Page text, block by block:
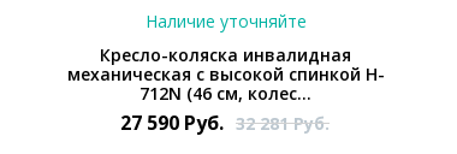
Наличие уточняйте
Кресло-коляска инвалидная
механическая с высокой спинкой H-
712N (46 см, колес...
27 590 Руб. 32 281Руб.